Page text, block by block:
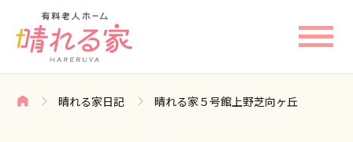
晴れる家日記 晴れる家５号館上野芝向ヶ丘